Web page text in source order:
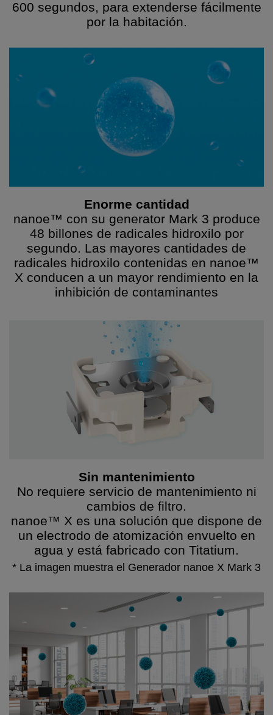
600 segundos, para extenderse fácilmente
por la habitación.
Enorme cantidad
nanoe™ con su generator Mark 3 produce
48 billones de radicales hidroxilo por
segundo. Las mayores cantidades de
radicales hidroxilo contenidas en nanoe™
X conducen a un mayor rendimiento en la
inhibición de contaminantes
Sin mantenimiento
No requiere servicio de mantenimiento ni
cambios de filtro.
nanoe™ X es una solución que dispone de
un electrodo de atomización envuelto en
agua y está fabricado con Titatium.
* La imagen muestra el Generador nanoe X Mark 3